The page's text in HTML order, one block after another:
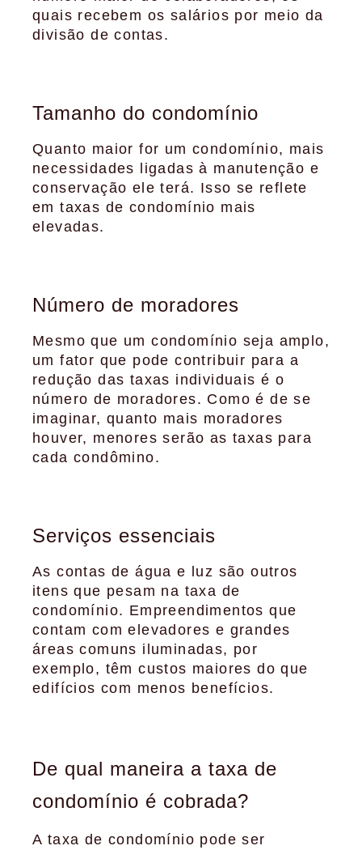
quais recebem os salários por meio da
divisão de contas.
Tamanho do condomínio
Quanto maior for um condomínio, mais
necessidades ligadas à manutenção e
conservação ele terá. Isso se reflete
em taxas de condomínio mais
elevadas.
Número de moradores
Mesmo que um condomínio seja amplo,
um fator que pode contribuir para a
redução das taxas individuais é o
número de moradores. Como é de se
imaginar, quanto mais moradores
houver, menores serão as taxas para
cada condômino.
Serviços essenciais
As contas de água e luz são outros
itens que pesam na taxa de
condomínio. Empreendimentos que
contam com elevadores e grandes
áreas comuns iluminadas, por
exemplo, têm custos maiores do que
edifícios com menos benefícios.
De qual maneira a taxa de
condomínio é cobrada?
A taxa de condomínio pode ser